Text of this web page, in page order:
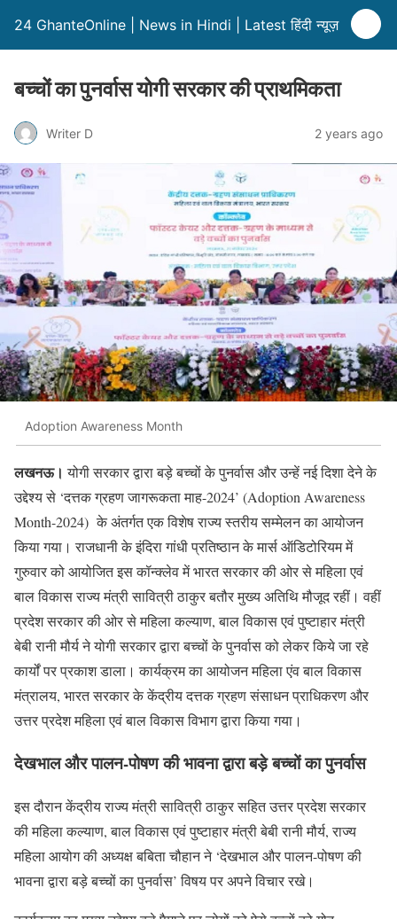
24 GhanteOnline | News in Hindi | Latest हिंदी न्यूज़
बच्चों का पुनर्वास योगी सरकार की प्राथमिकता
Writer D 2 years ago
Adoption Awareness Month
लखनऊ। योगी सरकार द्वारा बड़े बच्चों के पुनर्वास और उन्हें नई दिशा देने के
उद्देश्य से ‘दत्तक ग्रहण जागरूकता माह-2024’ (Adoption Awareness
Month-2024) के अंतर्गत एक विशेष राज्य स्तरीय सम्मेलन का आयोजन
किया गया। राजधानी के इंदिरा गांधी प्रतिष्ठान के मार्स ऑडिटोरियम में
गुरुवार को आयोजित इस कॉन्क्लेव में भारत सरकार की ओर से महिला एवं
बाल विकास राज्य मंत्री सावित्री ठाकुर बतौर मुख्य अतिथि मौजूद रहीं। वहीं
प्रदेश सरकार की ओर से महिला कल्याण, बाल विकास एवं पुष्टाहार मंत्री
बेबी रानी मौर्य ने योगी सरकार द्वारा बच्चों के पुनर्वास को लेकर किये जा रहे
कार्यों पर प्रकाश डाला। कार्यक्रम का आयोजन महिला एंव बाल विकास
मंत्रालय, भारत सरकार के केंद्रीय दत्तक ग्रहण संसाधन प्राधिकरण और
उत्तर प्रदेश महिला एवं बाल विकास विभाग द्वारा किया गया।
देखभाल और पालन-पोषण की भावना द्वारा बड़े बच्चों का पुनर्वास
इस दौरान केंद्रीय राज्य मंत्री सावित्री ठाकुर सहित उत्तर प्रदेश सरकार
की महिला कल्याण, बाल विकास एवं पुष्टाहार मंत्री बेबी रानी मौर्य, राज्य
महिला आयोग की अध्यक्ष बबिता चौहान ने ‘देखभाल और पालन-पोषण की
भावना द्वारा बड़े बच्चों का पुनर्वास’ विषय पर अपने विचार रखे।